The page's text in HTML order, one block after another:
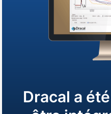
Dracal a